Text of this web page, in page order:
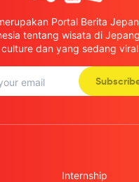
Portal Berita
tentang wisata di
dan yang sedang
Internship